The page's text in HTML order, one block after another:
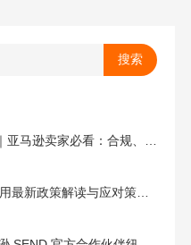
美国海运、关税、亚马逊FBA费用最新政策解读与应对策略（2026版）